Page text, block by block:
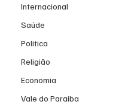
Internacional
Saúde
Politica
Religião
Economia
Vale do Paraiba